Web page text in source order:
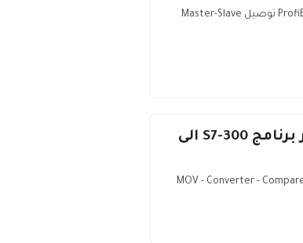
في هذا الدرس سوف نتعرف على: بروتوكول الاتصال ProfiBus توصيل Master-Slave
الدرس التاسع: Data Block - تصدير برنامج S7-300 الى